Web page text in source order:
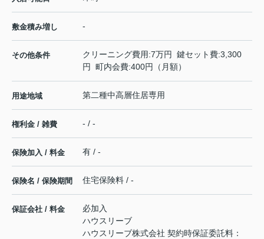
敷金積み増し -
その他条件
クリーニング費用:7万円 鍵セット費:3,300
円 町内会費:400円（月額）
用途地域 第二種中高層住居専用
権利金 / 雑費 - / -
保険加入 / 料金 有 / -
保険名 / 保険期間 住宅保険料 / -
保証会社 / 料金
必加入
ハウスリーブ
ハウスリーブ株式会社 契約時保証委託料：